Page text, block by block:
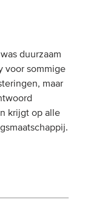
duurzaam
voor sommige
maar
krijgt op alle